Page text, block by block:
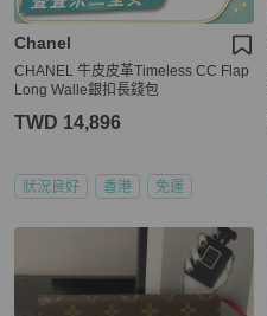
Chanel
CHANEL 牛皮皮革Timeless CC Flap
Long Walle銀扣長錢包
TWD 14,896
狀況良好 香港 免運